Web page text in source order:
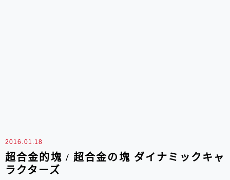
2016.01.18
超合金的塊 / 超合金の塊 ダイナミックキャ
ラクターズ